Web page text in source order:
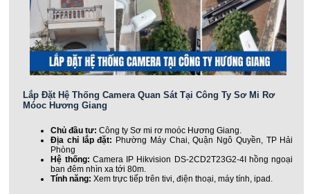
Lắp Đặt Hệ Thống Camera Quan Sát Tại Công Ty Sơ Mi Rơ
Móoc Hương Giang
Chủ đầu tư:Công ty Sơ mi rơ moóc Hương Giang.
Địa chỉ lắp đặt: Phường Máy Chai, Quận Ngô Quyền, TP Hải
Phòng
Hệ thống: Camera IP Hikvision DS-2CD2T23G2-4I hồng ngoại
ban đêm nhìn xa tới 80m.
Tính năng: Xem trực tiếp trên tivi, điện thoại, máy tính, ipad.